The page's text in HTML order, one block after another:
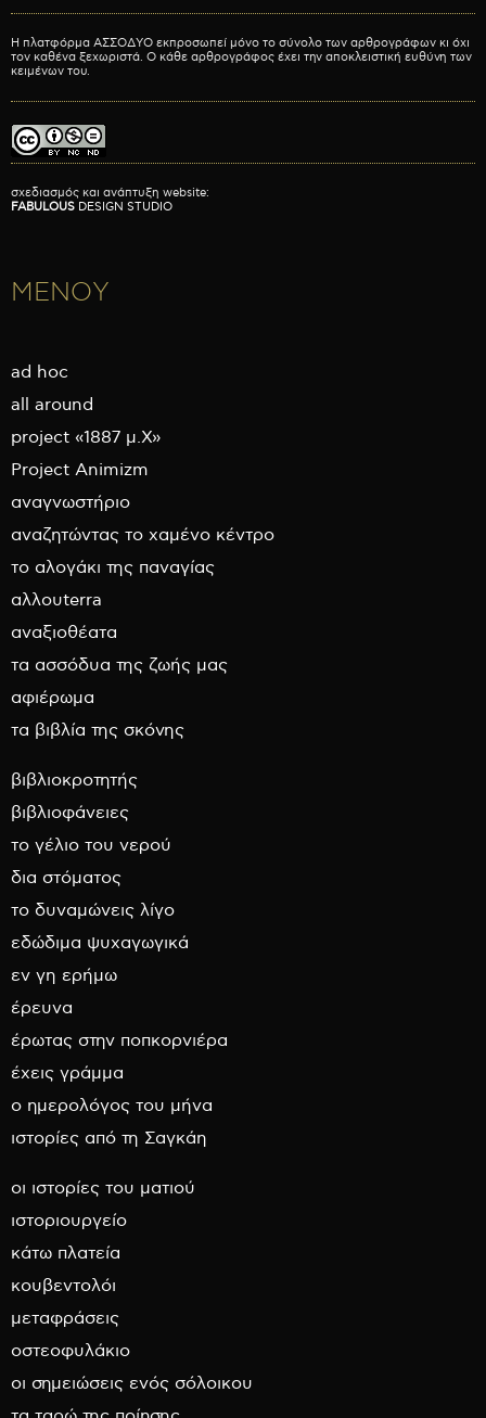
Η πλατφόρμα ΑΣΣΟΔΥΟ εκπροσωπεί μόνο το σύνολο των αρθρογράφων κι όχι
τον καθένα ξεχωριστά. Ο κάθε αρθρογράφος έχει την αποκλειστική ευθύνη των
κειμένων του.
σχεδιασμός και ανάπτυξη website:
FABULOUS DESIGN STUDIO
ΜΕΝΟΥ
ad hoc
all around
project «1887 μ.Χ»
Project Animizm
αναγνωστήριο
αναζητώντας το χαμένο κέντρο
το αλογάκι της παναγίας
αλλουterra
αναξιοθέατα
τα ασσόδυα της ζωής μας
αφιέρωμα
τα βιβλία της σκόνης
βιβλιοκροτητής
βιβλιοφάνειες
το γέλιο του νερού
δια στόματος
το δυναμώνεις λίγο
εδώδιμα ψυχαγωγικά
εν γη ερήμω
έρευνα
έρωτας στην ποπκορνιέρα
έχεις γράμμα
ο ημερολόγος του μήνα
ιστορίες από τη Σαγκάη
οι ιστορίες του ματιού
ιστοριουργείο
κάτω πλατεία
κουβεντολόι
μεταφράσεις
οστεοφυλάκιο
οι σημειώσεις ενός σόλοικου